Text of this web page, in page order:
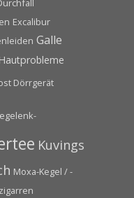
Excalibur
Galle
Dörrgerät
Kuvings
Moxa-Kegel / -